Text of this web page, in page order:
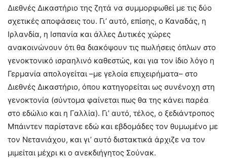
Διεθνές Δικαστήριο της ζητά να συμμορφωθεί με τις δύο
σχετικές αποφάσεις του. Γι’ αυτό, επίσης, ο Καναδάς, η
Ιρλανδία, η Ισπανία και άλλες Δυτικές χώρες
ανακοινώνουν ότι θα διακόψουν τις πωλήσεις όπλων στο
γενοκτονικό ισραηλινό καθεστώς, και για τον ίδιο λόγο η
Γερμανία απολογείται –με γελοία επιχειρήματα– στο
Διεθνές Δικαστήριο, όπου κατηγορείται ως συνένοχη στη
γενοκτονία (σύντομα φαίνεται πως θα της κάνει παρέα
στο εδώλιο και η Γαλλία). Γι’ αυτό, τέλος, ο ξεδιάντροπος
Μπάιντεν παρίστανε εδώ και εβδομάδες τον θυμωμένο με
τον Νετανιάχου, και γι’ αυτό διστακτικά άρχιζε να τον
μιμείται μέχρι κι ο ανεκδιήγητος Σούνακ.